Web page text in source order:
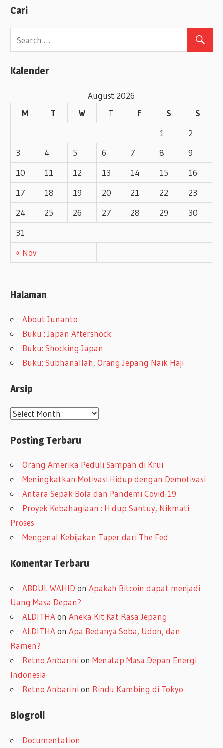
t
e
r
Cari
Kalender
August 2026
M
T W T F S S
« Nov
1
2
3
4 5 6 7 8
9
10
11 12 13 14 15
16
17
18 19 20 21 22
23
24
25 26 27 28 29
30
31
Halaman
About Junanto
Buku : Japan Aftershock
Buku: Shocking Japan
Buku: Subhanallah, Orang Jepang Naik Haji
Arsip
A
s
Posting Terbaru
Orang Amerika Peduli Sampah di Krui
Meningkatkan Motivasi Hidup dengan Demotivasi
Antara Sepak Bola dan Pandemi Covid-19
Proyek Kebahagiaan : Hidup Santuy, Nikmati
Proses
Mengenal Kebijakan Taper dari The Fed
Komentar Terbaru
ABDUL WAHID onApakah Bitcoin dapat menjadi
Uang Masa Depan?
ALDITHAonAneka Kit Kat Rasa Jepang
ALDITHAonApa Bedanya Soba, Udon, dan
Ramen?
Retno Anbarini onMenatap Masa Depan Energi
Indonesia
Retno Anbarini on Rindu Kambing di Tokyo
Blogroll
Documentation